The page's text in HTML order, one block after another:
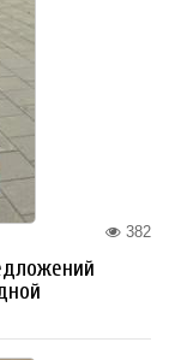
382